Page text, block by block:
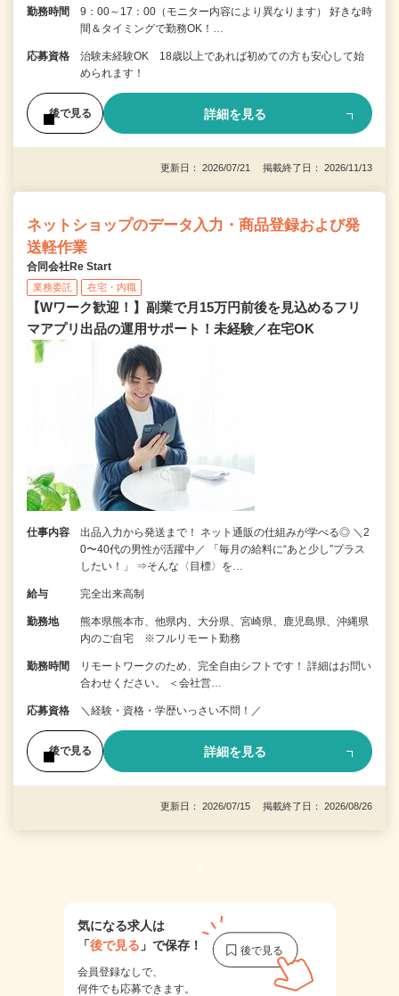
勤務時間
9：00～17：00（モニター内容により異なります） 好きな時
間＆タイミングで勤務OK！…
応募資格
治験未経験OK 18歳以上であれば初めての方も安心して始
められます！
後で見る 詳細を見る
更新日： 2026/07/21 掲載終了日： 2026/11/13
ネットショップのデータ入力・商品登録および発
送軽作業
合同会社Re Start
業務委託 在宅・内職
【Wワーク歓迎！】副業で月15万円前後を見込めるフリ
マアプリ出品の運用サポート！未経験／在宅OK
仕事内容
出品入力から発送まで！ ネット通販の仕組みが学べる◎ ＼2
0〜40代の男性が活躍中／ 「毎月の給料に“あと少し”プラス
したい！」 ⇒そんな〈目標〉を…
給与 完全出来高制
勤務地
熊本県熊本市、他県内、大分県、宮崎県、鹿児島県、沖縄県
内のご自宅 ※フルリモート勤務
勤務時間
リモートワークのため、完全自由シフトです！ 詳細はお問い
合わせください。 ＜会社営…
応募資格 ＼経験・資格・学歴いっさい不問！／
後で見る 詳細を見る
更新日： 2026/07/15 掲載終了日： 2026/08/26
1
気になる求人は
「後で見る 」で保存！
会員登録なしで、
何件でも応募できます。